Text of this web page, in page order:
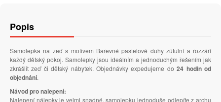
Popis
Samolepka na zeď s motivem Barevné pastelové duhy zútulní a rozzáří
každý dětský pokoj. Samolepky jsou ideálním a jednoduchým řešením jak
zkrášlit zeď či dětský nábytek. Objednávky expedujeme do24 hodin od
objednání.
Návod pro nalepení:
Nalepení nálepky je velmi snadné, samolepku jednoduše odlepíte z archu